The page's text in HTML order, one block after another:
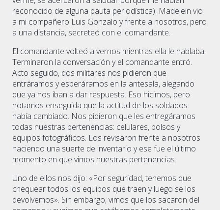
reconocido de alguna pauta periodística). Madelein vio
a mi compañero Luis Gonzalo y frente a nosotros, pero
a una distancia, secreteó con el comandante.
El comandante volteó a vernos mientras ella le hablaba.
Terminaron la conversación y el comandante entró.
Acto seguido, dos militares nos pidieron que
entráramos y esperáramos en la antesala, alegando
que ya nos iban a dar respuesta. Eso hicimos, pero
notamos enseguida que la actitud de los soldados
había cambiado. Nos pidieron que les entregáramos
todas nuestras pertenencias: celulares, bolsos y
equipos fotográficos. Los revisaron frente a nosotros
haciendo una suerte de inventario y ese fue el último
momento en que vimos nuestras pertenencias.
Uno de ellos nos dijo: «Por seguridad, tenemos que
chequear todos los equipos que traen y luego se los
devolvemos». Sin embargo, vimos que los sacaron del